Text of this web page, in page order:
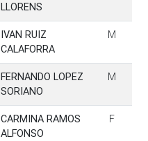
LLORENS
IVAN RUIZ
CALAFORRA
M
FERNANDO LOPEZ
SORIANO
M
CARMINA RAMOS
ALFONSO
F